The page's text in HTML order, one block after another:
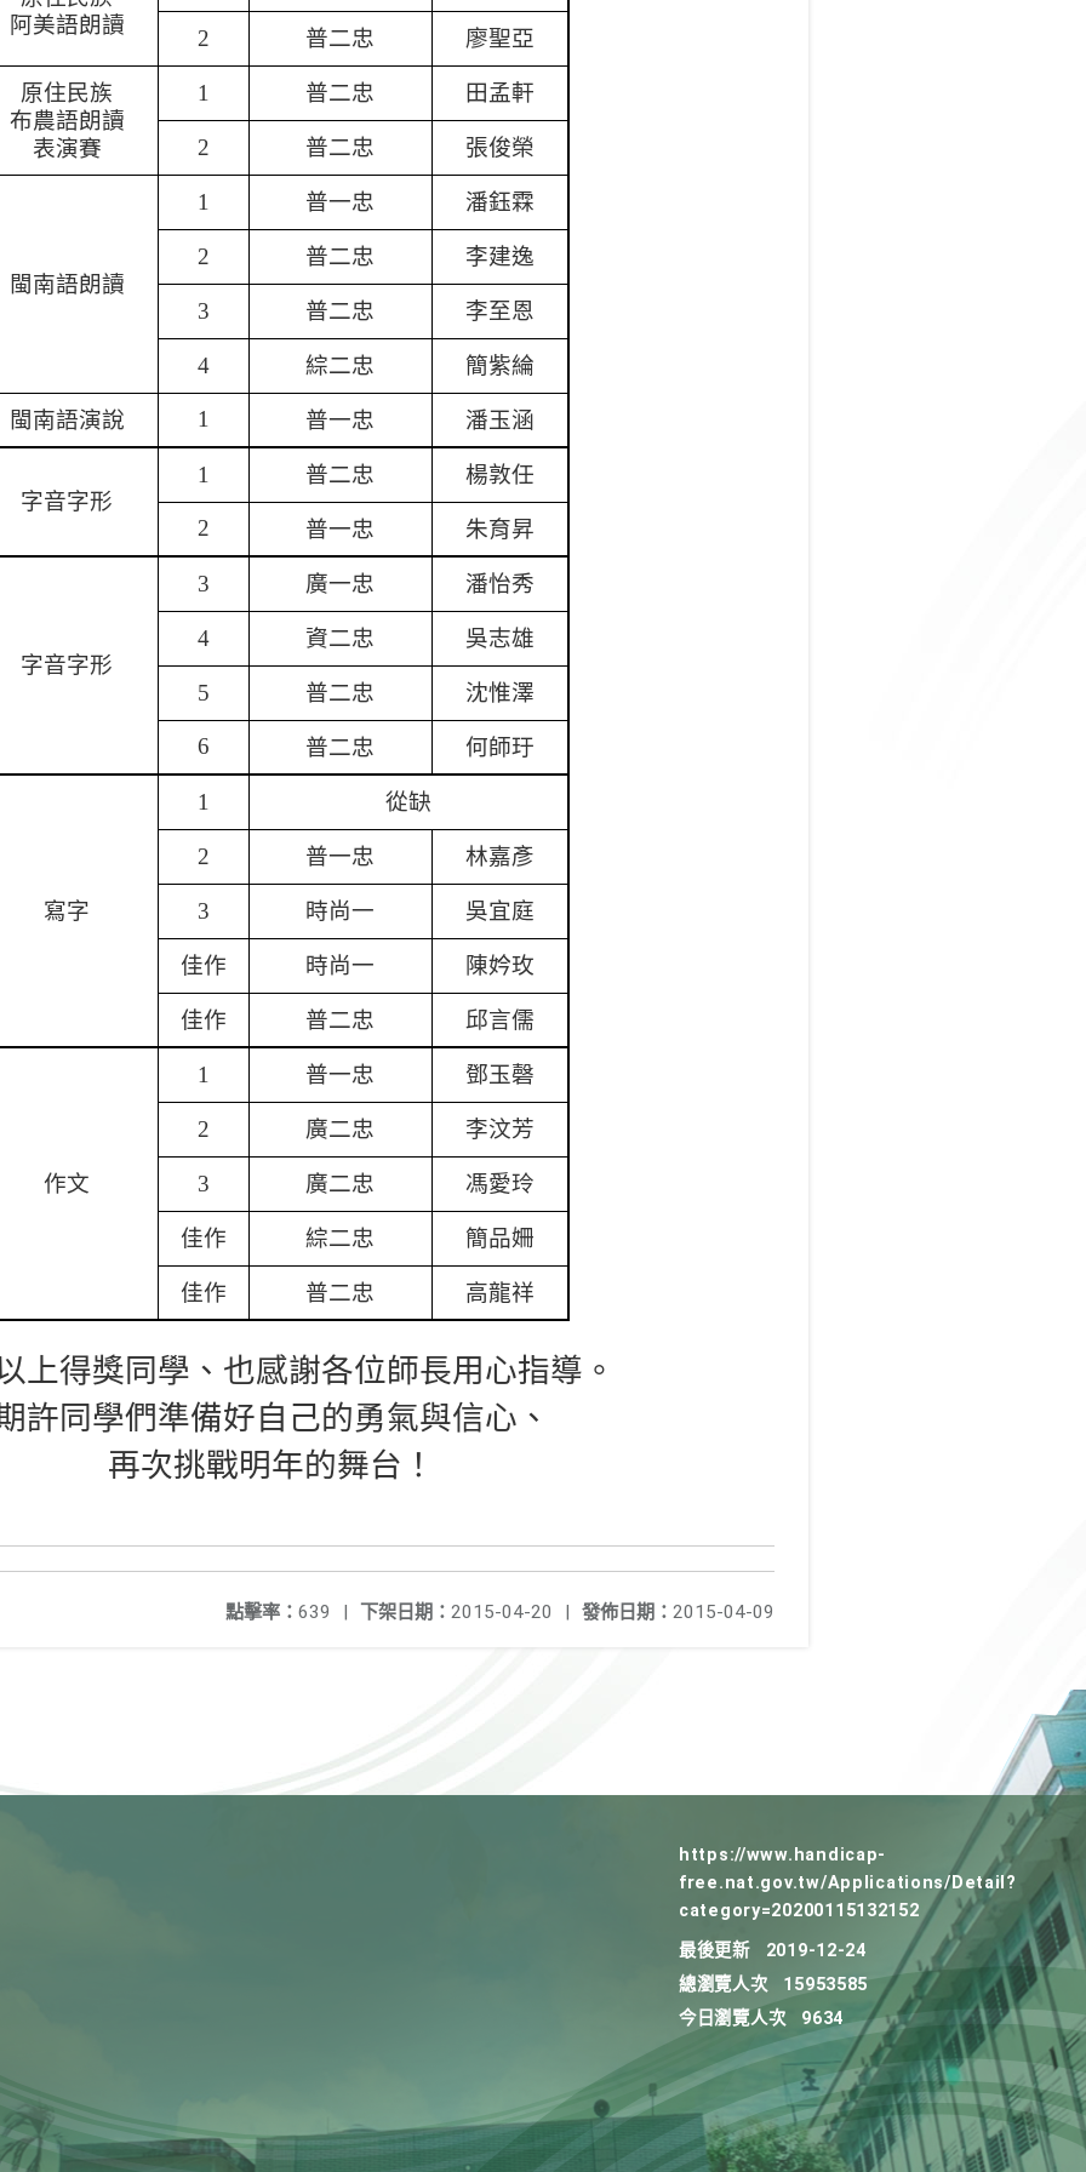
阿美語朗讀
2 普二忠
廖聖亞
原住民族
布農語朗讀
表演賽
1 普二忠 田孟軒
2 普二忠 張俊榮
閩南語朗讀
1 普一忠 潘鈺霖
2 普二忠 李建逸
3 普二忠 李至恩
4 綜二忠
簡紫綸
閩南語演說
1 普一忠 潘玉涵
字音字形
1 普二忠 楊敦任
2 普一忠 朱育昇
字音字形
3 廣一忠 潘怡秀
4 資二忠 吳志雄
5 普二忠 沈惟澤
6 普二忠 何師玗
寫字
1 從缺
2 普一忠 林嘉彥
3 時尚一
吳宜庭
佳作
時尚一
陳妗玫
佳作
普二忠 邱言儒
作文
1 普一忠 鄧玉磬
2 廣二忠 李汶芳
3 廣二忠
馮愛玲
佳作
綜二忠
簡品姍
佳作
普二忠 高龍祥
上得獎同學、也感謝各位師長用心指導。
許同學們準備好自己的勇氣與信心、
再次挑戰明年的舞台！
發佈日期： 2015-04-09
下架日期： 2015-04-20 |
點擊率： 639 |
https://www.handicap-
free.nat.gov.tw/Applications/Detail?
category=20200115132152
最後更新
2019-12-24
總瀏覽人次
15953585
今日瀏覽人次
9634